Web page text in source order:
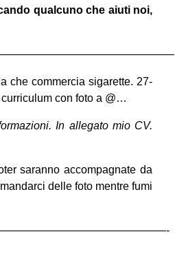
qualcuno che aiuti noi,
che commercia sigarette. 27-
curriculum con foto a @…
In allegato mio CV.
saranno accompagnate da
delle foto mentre fumi